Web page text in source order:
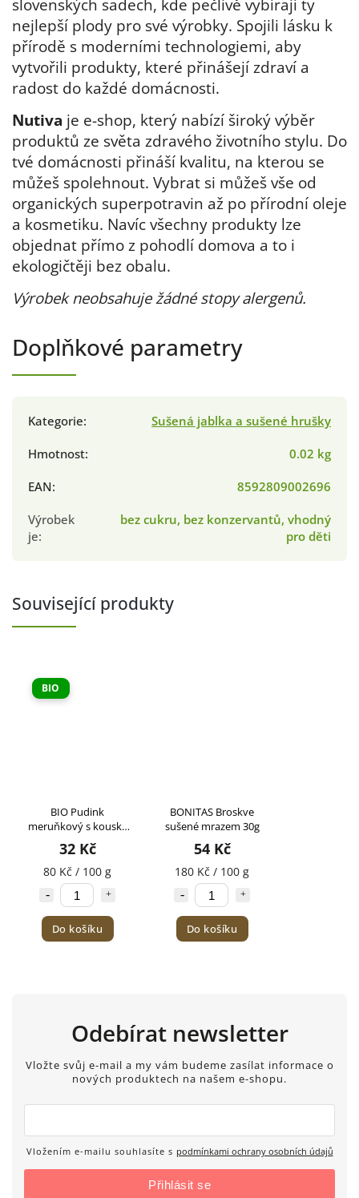
slovenských sadech, kde pečlivě vybírají ty
nejlepší plody pro své výrobky. Spojili lásku k
přírodě s moderními technologiemi, aby
vytvořili produkty, které přinášejí zdraví a
radost do každé domácnosti.
Nutiva je e-shop, který nabízí široký výběr
produktů ze světa zdravého životního stylu. Do
tvé domácnosti přináší kvalitu, na kterou se
můžeš spolehnout. Vybrat si můžeš vše od
organických superpotravin až po přírodní oleje
a kosmetiku. Navíc všechny produkty lze
objednat přímo z pohodlí domova a to i
ekologičtěji bez obalu.
Výrobek neobsahuje žádné stopy alergenů.
Doplňkové parametry
Kategorie:
Sušená jablka a sušené hrušky
Hmotnost:
0.02 kg
EAN:
8592809002696
Výrobek
je:
bez cukru, bez konzervantů, vhodný
pro děti
Související produkty
BIO
BIO Pudink
meruňkový s kousky
ovoce bezlepkový
AMYLON 40g
32 Kč
80 Kč / 100 g
Do košíku
BONITAS Broskve
sušené mrazem 30g
54 Kč
180 Kč / 100 g
Do košíku
Odebírat newsletter
Vložte svůj e-mail a my vám budeme zasílat informace o
nových produktech na našem e-shopu.
Vložením e-mailu souhlasíte s podmínkami ochrany osobních údajů
Přihlásit se